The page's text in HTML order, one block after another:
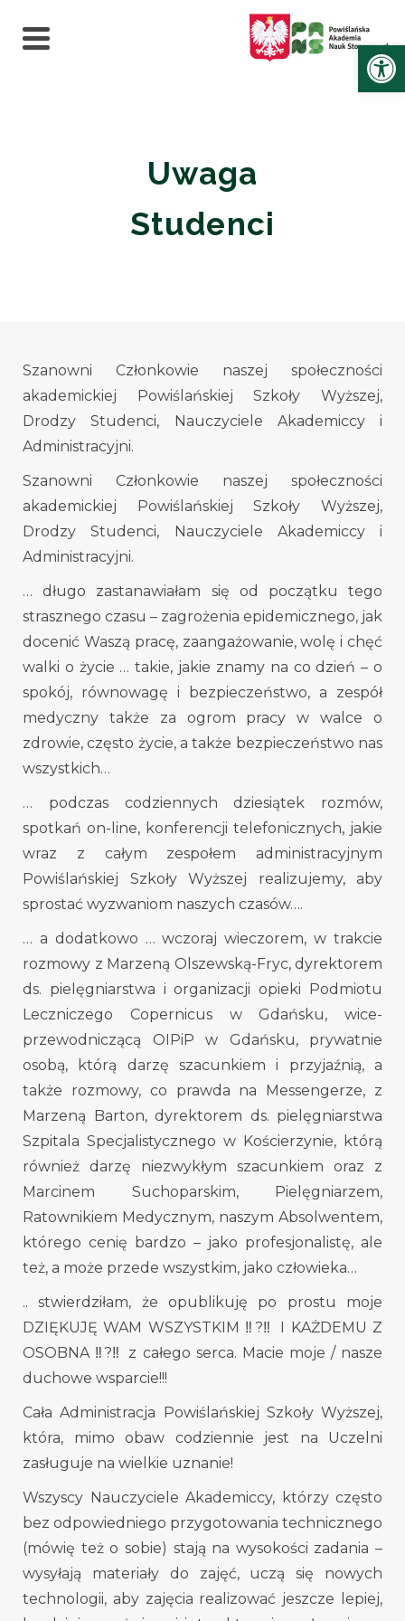
Uwaga
Studenci
Szanowni Członkowie naszej społeczności
akademickiej Powiślańskiej Szkoły Wyższej,
Drodzy Studenci, Nauczyciele Akademiccy i
Administracyjni.
Szanowni Członkowie naszej społeczności
akademickiej Powiślańskiej Szkoły Wyższej,
Drodzy Studenci, Nauczyciele Akademiccy i
Administracyjni.
… długo zastanawiałam się od początku tego
strasznego czasu – zagrożenia epidemicznego, jak
docenić Waszą pracę, zaangażowanie, wolę i chęć
walki o życie … takie, jakie znamy na co dzień – o
spokój, równowagę i bezpieczeństwo, a zespół
medyczny także za ogrom pracy w walce o
zdrowie, często życie, a także bezpieczeństwo nas
wszystkich…
… podczas codziennych dziesiątek rozmów,
spotkań on-line, konferencji telefonicznych, jakie
wraz z całym zespołem administracyjnym
Powiślańskiej Szkoły Wyższej realizujemy, aby
sprostać wyzwaniom naszych czasów….
… a dodatkowo … wczoraj wieczorem, w trakcie
rozmowy z Marzeną Olszewską-Fryc, dyrektorem
ds. pielęgniarstwa i organizacji opieki Podmiotu
Leczniczego Copernicus w Gdańsku, wice-
przewodniczącą OIPiP w Gdańsku, prywatnie
osobą, którą darzę szacunkiem i przyjaźnią, a
także rozmowy, co prawda na Messengerze, z
Marzeną Barton, dyrektorem ds. pielęgniarstwa
Szpitala Specjalistycznego w Kościerzynie, którą
również darzę niezwykłym szacunkiem oraz z
Marcinem Suchoparskim, Pielęgniarzem,
Ratownikiem Medycznym, naszym Absolwentem,
którego cenię bardzo – jako profesjonalistę, ale
też, a może przede wszystkim, jako człowieka…
.. stwierdziłam, że opublikuję po prostu moje
DZIĘKUJĘ WAM WSZYSTKIM ‼️?‼️ I KAŻDEMU Z
OSOBNA ‼️?‼️ z całego serca. Macie moje / nasze
duchowe wsparcie!!!
Cała Administracja Powiślańskiej Szkoły Wyższej,
która, mimo obaw codziennie jest na Uczelni
zasługuje na wielkie uznanie!
Wszyscy Nauczyciele Akademiccy, którzy często
bez odpowiedniego przygotowania technicznego
(mówię też o sobie) stają na wysokości zadania –
wysyłają materiały do zajęć, uczą się nowych
technologii, aby zajęcia realizować jeszcze lepiej,